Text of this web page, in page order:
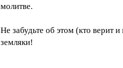
молитве.
Не забудьте об этом (кто верит
земляки!